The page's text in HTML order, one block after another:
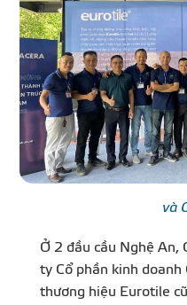
và
Ở 2 đầu cầu Nghệ An,
ty Cổ phần kinh doanh
thương hiệu Eurotile